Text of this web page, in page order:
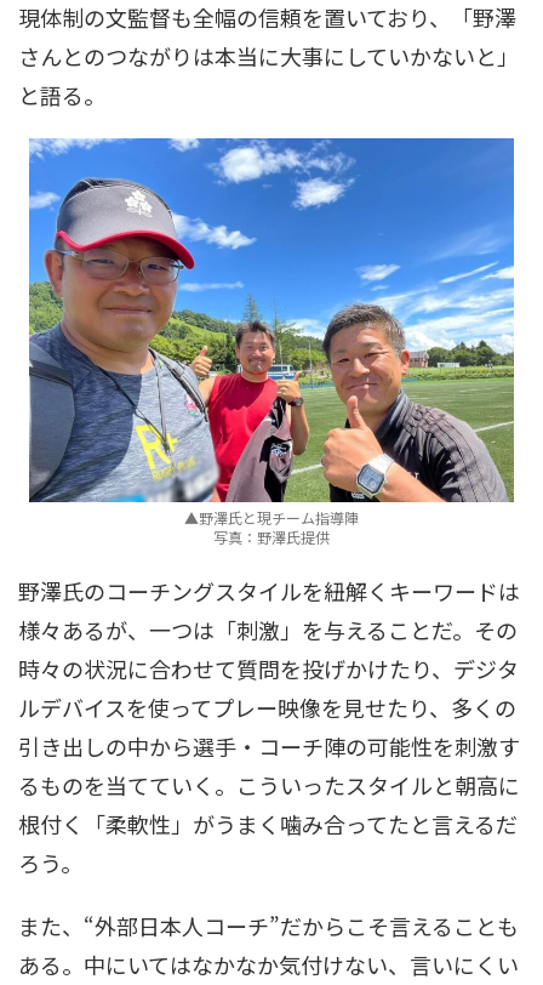
現体制の文監督も全幅の信頼を置いており、「野澤
さんとのつながりは本当に大事にしていかないと」
と語る。
▲野澤氏と現チーム指導陣
写真：野澤氏提供
野澤氏のコーチングスタイルを紐解くキーワードは
様々あるが、一つは「刺激」を与えることだ。その
時々の状況に合わせて質問を投げかけたり、デジタ
ルデバイスを使ってプレー映像を見せたり、多くの
引き出しの中から選手・コーチ陣の可能性を刺激す
るものを当てていく。こういったスタイルと朝高に
根付く「柔軟性」がうまく噛み合ってたと言えるだ
ろう。
また、“外部日本人コーチ”だからこそ言えることも
ある。中にいてはなかなか気付けない、言いにくい